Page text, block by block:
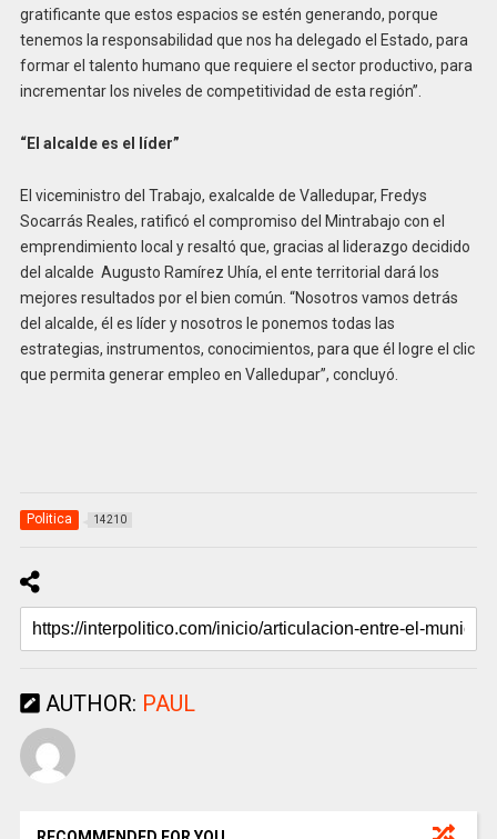
gratificante que estos espacios se estén generando, porque
tenemos la responsabilidad que nos ha delegado el Estado, para
formar el talento humano que requiere el sector productivo, para
incrementar los niveles de competitividad de esta región”.
“El alcalde es el líder”
El viceministro del Trabajo, exalcalde de Valledupar, Fredys
Socarrás Reales, ratificó el compromiso del Mintrabajo con el
emprendimiento local y resaltó que, gracias al liderazgo decidido
del alcalde Augusto Ramírez Uhía, el ente territorial dará los
mejores resultados por el bien común. “Nosotros vamos detrás
del alcalde, él es líder y nosotros le ponemos todas las
estrategias, instrumentos, conocimientos, para que él logre el clic
que permita generar empleo en Valledupar”, concluyó.
Politica 14210
AUTHOR: PAUL